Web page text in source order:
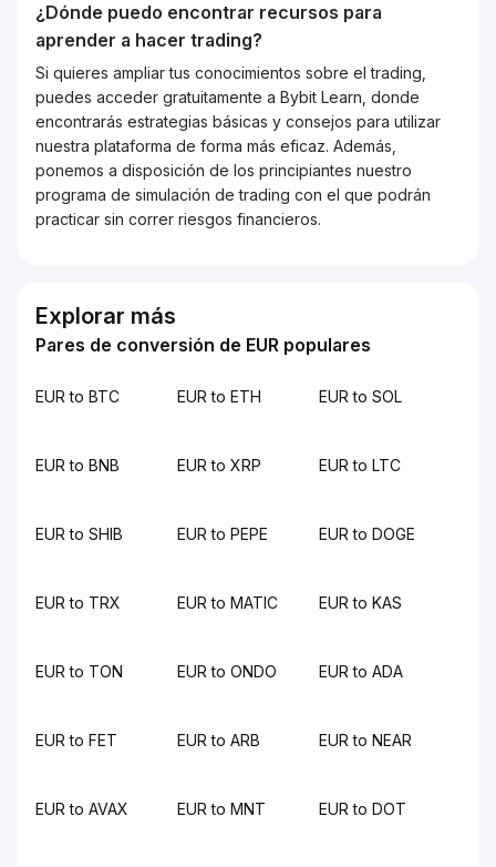
¿Dónde puedo encontrar recursos para
aprender a hacer trading?
Si quieres ampliar tus conocimientos sobre el trading,
puedes acceder gratuitamente a Bybit Learn, donde
encontrarás estrategias básicas y consejos para utilizar
nuestra plataforma de forma más eficaz. Además,
ponemos a disposición de los principiantes nuestro
programa de simulación de trading con el que podrán
practicar sin correr riesgos financieros.
Explorar más
Pares de conversión de EUR populares
EUR to BTC EUR to ETH EUR to SOL
EUR to BNB EUR to XRP EUR to LTC
EUR to SHIB EUR to PEPE EUR to DOGE
EUR to TRX EUR to MATIC EUR to KAS
EUR to TON EUR to ONDO EUR to ADA
EUR to FET EUR to ARB EUR to NEAR
EUR to AVAX EUR to MNT EUR to DOT